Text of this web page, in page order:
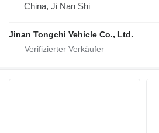
China, Ji Nan Shi
Jinan Tongchi Vehicle Co., Ltd.